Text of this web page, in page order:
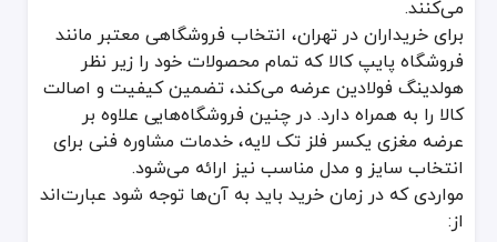
می‌کنند.
برای خریداران در تهران، انتخاب فروشگاهی معتبر مانند
فروشگاه پایپ کالا که تمام محصولات خود را زیر نظر
هولدینگ فولادین عرضه می‌کند، تضمین کیفیت و اصالت
کالا را به همراه دارد. در چنین فروشگاه‌هایی علاوه بر
عرضه مغزی یکسر فلز تک لایه، خدمات مشاوره فنی برای
انتخاب سایز و مدل مناسب نیز ارائه می‌شود.
مواردی که در زمان خرید باید به آن‌ها توجه شود عبارت‌اند
از: